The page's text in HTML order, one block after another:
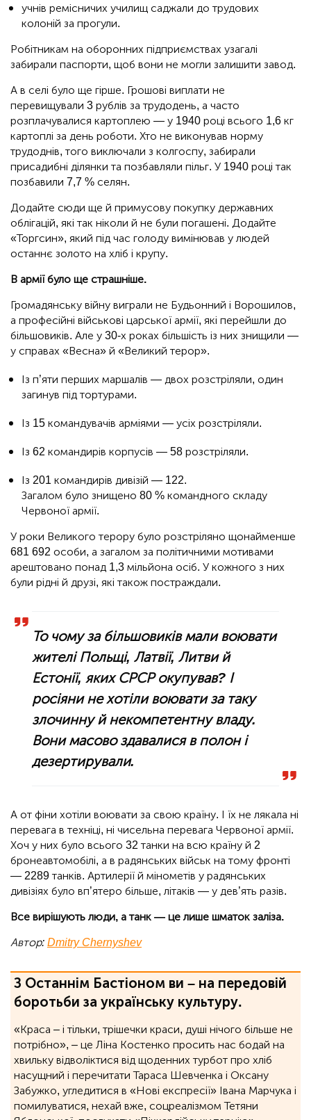
учнів ремісничих училищ саджали до трудових
колоній за прогули.
Робітникам на оборонних підприємствах узагалі
забирали паспорти, щоб вони не могли залишити завод.
А в селі було ще гірше. Грошові виплати не
перевищували 3 рублів за трудодень, а часто
розплачувалися картоплею — у 1940 році всього 1,6 кг
картоплі за день роботи. Хто не виконував норму
трудоднів, того виключали з колгоспу, забирали
присадибні ділянки та позбавляли пільг. У 1940 році так
позбавили 7,7 % селян.
Додайте сюди ще й примусову покупку державних
облігацій, які так ніколи й не були погашені. Додайте
«Торгсин», який під час голоду вимінював у людей
останнє золото на хліб і крупу.
В армії було ще страшніше.
Громадянську війну виграли не Будьонний і Ворошилов,
а професійні військові царської армії, які перейшли до
більшовиків. Але у 30-х роках більшість із них знищили —
у справах «Весна» й «Великий терор».
Із п’яти перших маршалів — двох розстріляли, один
загинув під тортурами.
Із 15 командувачів арміями — усіх розстріляли.
Із 62 командирів корпусів — 58 розстріляли.
Із 201 командирів дивізій — 122.
Загалом було знищено 80 % командного складу
Червоної армії.
У роки Великого терору було розстріляно щонайменше
681 692 особи, а загалом за політичними мотивами
арештовано понад 1,3 мільйона осіб. У кожного з них
були рідні й друзі, які також постраждали.
То чому за більшовиків мали воювати
жителі Польщі, Латвії, Литви й
Естонії, яких СРСР окупував? І
росіяни не хотіли воювати за таку
злочинну й некомпетентну владу.
Вони масово здавалися в полон і
дезертирували.
А от фіни хотіли воювати за свою країну. І їх не лякала ні
перевага в техніці, ні чисельна перевага Червоної армії.
Хоч у них було всього 32 танки на всю країну й 2
бронеавтомобілі, а в радянських військ на тому фронті
— 2289 танків. Артилерії й мінометів у радянських
дивізіях було вп’ятеро більше, літаків — у дев’ять разів.
Все вирішують люди, а танк — це лише шматок заліза.
Автор: Dmitry Chernyshev
З Останнім Бастіоном ви – на передовій
боротьби за українську культуру.
«Краса – і тільки, трішечки краси, душі нічого більше не
потрібно», ‒ це Ліна Костенко просить нас бодай на
хвильку відволіктися від щоденних турбот про хліб
насущний і перечитати Тараса Шевченка і Оксану
Забужко, угледитися в «Нові експресії» Івана Марчука і
помилуватися, нехай вже, соцреалізмом Тетяни